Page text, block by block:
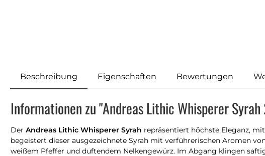
Beschreibung Eigenschaften Bewertungen
Informationen zu "Andreas Lithic Whisperer
Der Andreas Lithic Whisperer Syrah repräsentiert höchste Eleganz,
begeistert dieser ausgezeichnete Syrah mit verführerischen Aromen
weißem Pfeffer und duftendem Nelkengewürz. Im Abgang klingen